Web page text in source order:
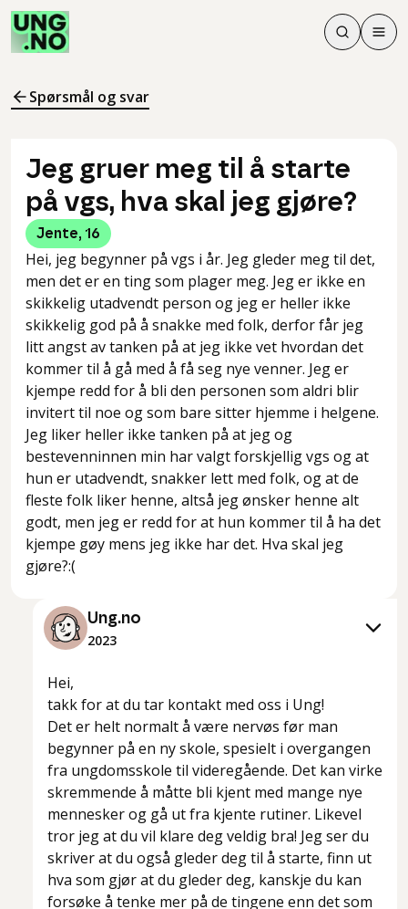
Søk
Søk
Meny
Spørsmål og svar
Jeg gruer meg til å starte
på vgs, hva skal jeg gjøre?
Jente, 16
Hei, jeg begynner på vgs i år. Jeg gleder meg til det,
men det er en ting som plager meg. Jeg er ikke en
skikkelig utadvendt person og jeg er heller ikke
skikkelig god på å snakke med folk, derfor får jeg
litt angst av tanken på at jeg ikke vet hvordan det
kommer til å gå med å få seg nye venner. Jeg er
kjempe redd for å bli den personen som aldri blir
invitert til noe og som bare sitter hjemme i helgene.
Jeg liker heller ikke tanken på at jeg og
bestevenninnen min har valgt forskjellig vgs og at
hun er utadvendt, snakker lett med folk, og at de
fleste folk liker henne, altså jeg ønsker henne alt
godt, men jeg er redd for at hun kommer til å ha det
kjempe gøy mens jeg ikke har det. Hva skal jeg
gjøre?:(
Ung.no
2023
Hei,
takk for at du tar kontakt med oss i Ung!
Det er helt normalt å være nervøs før man
begynner på en ny skole, spesielt i overgangen
fra ungdomsskole til videregående. Det kan virke
skremmende å måtte bli kjent med mange nye
mennesker og gå ut fra kjente rutiner. Likevel
tror jeg at du vil klare deg veldig bra! Jeg ser du
skriver at du også gleder deg til å starte, finn ut
hva som gjør at du gleder deg, kanskje du kan
forsøke å tenke mer på de tingene enn det som